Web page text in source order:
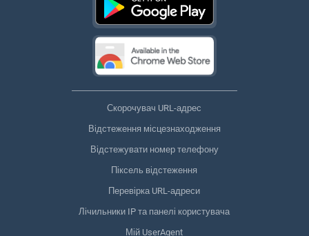
Скорочувач URL-адрес
Відстеження місцезнаходження
Відстежувати номер телефону
Піксель відстеження
Перевірка URL-адреси
Лічильники IP та панелі користувача
Мій UserAgent